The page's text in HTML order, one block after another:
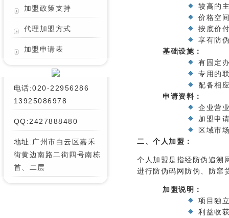
加盟政策支持
代理加盟方式
加盟申请表
电话:020-22956286
13925086978
QQ:2427888480
地址:广州市白云区嘉禾
街黄边南路二街四号南栋
首、二层
较高的
价格空
按底价
享有防
基础设施：
有固定
专用的
配备相
申请资料：
企业营
加盟申
区域市
二、个人加盟：
个人加盟是指经防伪追溯
进行防伪码网防伪、防窜
加盟说明：
项目独
利益收